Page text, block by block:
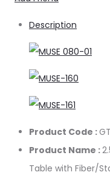
Description
Product Code :
Product Name :
Table with Fiber/